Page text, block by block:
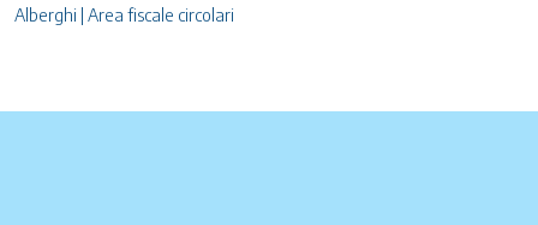
Alberghi | Area fiscale circolari